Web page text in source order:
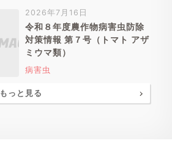
2026年7月16日
令和８年度農作物病害虫防除
対策情報 第７号（トマト アザ
ミウマ類）
病害虫
もっと見る